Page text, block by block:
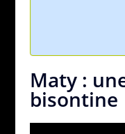
Maty :
bisontine